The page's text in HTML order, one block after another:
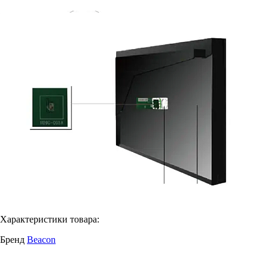
Характеристики товара:
Бренд Beacon